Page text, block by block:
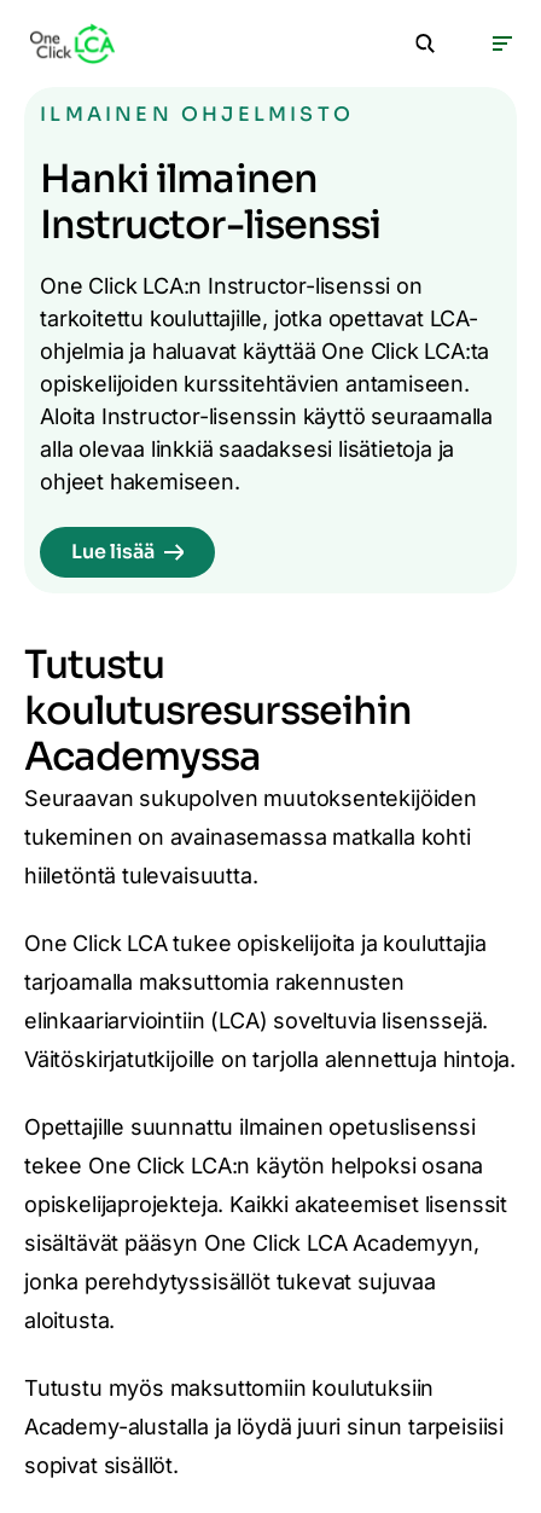
ILMAINEN OHJELMISTO
Hanki ilmainen
Instructor-lisenssi
One Click LCA:n Instructor-lisenssi on
tarkoitettu kouluttajille, jotka opettavat LCA-
ohjelmia ja haluavat käyttää One Click LCA:ta
opiskelijoiden kurssitehtävien antamiseen.
Aloita Instructor-lisenssin käyttö seuraamalla
alla olevaa linkkiä saadaksesi lisätietoja ja
ohjeet hakemiseen.
Lue lisää
Tutustu
koulutusresursseihin
Academyssa
Seuraavan sukupolven muutoksentekijöiden
tukeminen on avainasemassa matkalla kohti
hiiletöntä tulevaisuutta.
One Click LCA tukee opiskelijoita ja kouluttajia
tarjoamalla maksuttomia rakennusten
elinkaariarviointiin (LCA) soveltuvia lisenssejä.
Väitöskirjatutkijoille on tarjolla alennettuja hintoja.
Opettajille suunnattu ilmainen opetuslisenssi
tekee One Click LCA:n käytön helpoksi osana
opiskelijaprojekteja. Kaikki akateemiset lisenssit
sisältävät pääsyn One Click LCA Academyyn,
jonka perehdytyssisällöt tukevat sujuvaa
aloitusta.
Tutustu myös maksuttomiin koulutuksiin
Academy-alustalla ja löydä juuri sinun tarpeisiisi
sopivat sisällöt.